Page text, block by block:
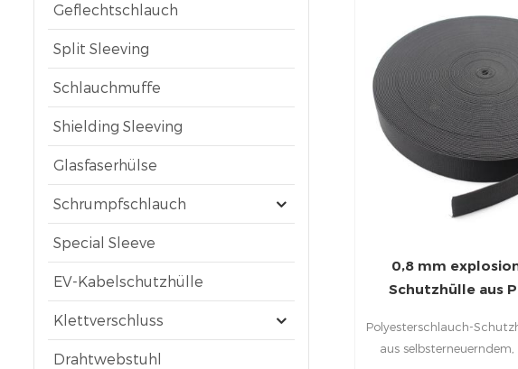
Geflechtschlauch
Split Sleeving
Schlauchmuffe
Shielding Sleeving
Glasfaserhülse
Schrumpfschlauch
Special Sleeve
EV-Kabelschutzhülle
Klettverschluss
Drahtwebstuhl
0,8 mm
Schutzhülle aus
Polyesterschlauch-
aus